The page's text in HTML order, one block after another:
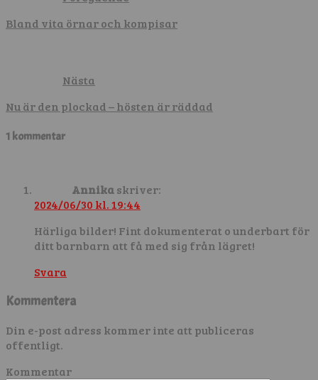
Bland vita örnar och kompisar
Nästa
Nu är den plockad – hösten är räddad
1 kommentar
Annikaskriver:
2024/06/30 kl. 19:44
Härliga bilder! Fint dokumenterat o underbart för
ditt barnbarn att få med sig från lägret!
Svara
Kommentera
Din e-post adress kommer inte att publiceras
offentligt.
Kommentar